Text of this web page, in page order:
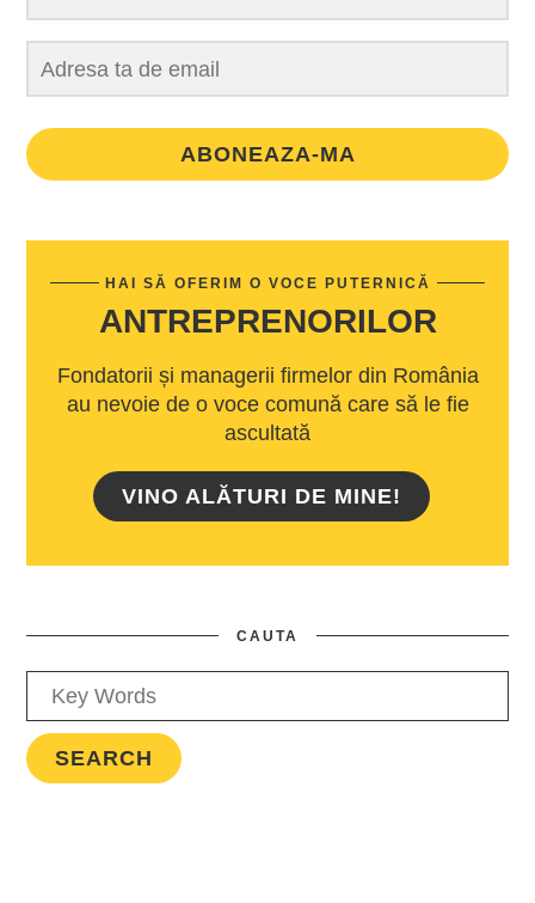
ABONEAZA-MA
HAI SĂ OFERIM O VOCE PUTERNICĂ
ANTREPRENORILOR
Fondatorii și managerii firmelor din România
au nevoie de o voce comună care să le fie
ascultată
VINO ALĂTURI DE MINE!
CAUTA